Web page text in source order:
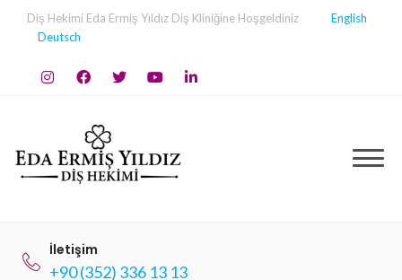
Diş Hekimi Eda Ermiş Yıldız Diş Kliniğine Hoşgeldiniz
English
Deutsch
İletişim
+90 (352) 336 13 13